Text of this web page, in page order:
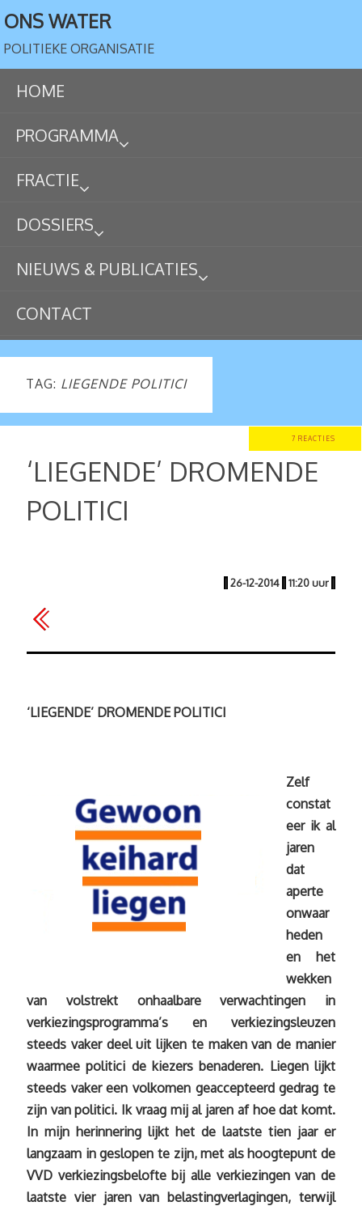
ONS WATER
POLITIEKE ORGANISATIE
HOME
PROGRAMMA
FRACTIE
DOSSIERS
NIEUWS & PUBLICATIES
CONTACT
TAG: LIEGENDE POLITICI
7 REACTIES
‘LIEGENDE’ DROMENDE
POLITICI
| 26-12-2014 | 11:20 uur |
‘LIEGENDE’ DROMENDE POLITICI
Zelf
constat
eer ik al
jaren
dat
aperte
onwaar
heden
en het
wekken
van volstrekt onhaalbare verwachtingen in
verkiezingsprogramma’s en verkiezingsleuzen
steeds vaker deel uit lijken te maken van de manier
waarmee politici de kiezers benaderen. Liegen lijkt
steeds vaker een volkomen geaccepteerd gedrag te
zijn van politici. Ik vraag mij al jaren af hoe dat komt.
In mijn herinnering lijkt het de laatste tien jaar er
langzaam in geslopen te zijn, met als hoogtepunt de
VVD verkiezingsbelofte bij alle verkiezingen van de
laatste vier jaren van belastingverlagingen, terwijl